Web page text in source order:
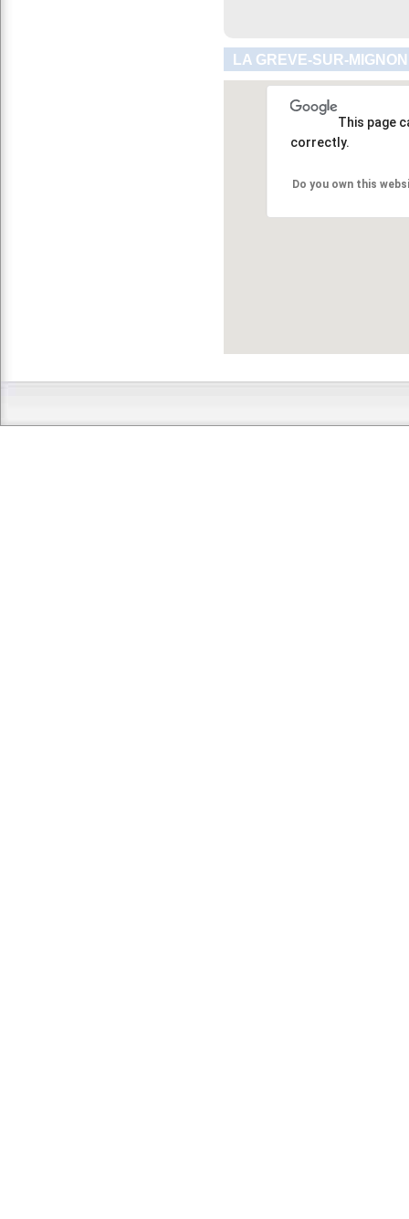
LA GREVE-SUR-
This page
correctly.
Do you own this